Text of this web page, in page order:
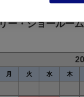
ー・ショールー
月 火 水 木